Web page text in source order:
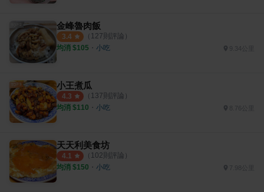
金峰魯肉飯
3.4 （ 127則評論）
均消 $105 ・ 小吃 9.34公里
小王煮瓜
4.3 （ 137則評論）
均消 $110 ・ 小吃
天天利美食坊
4.1 （ 102則評論）
均消 $150 ・ 小吃